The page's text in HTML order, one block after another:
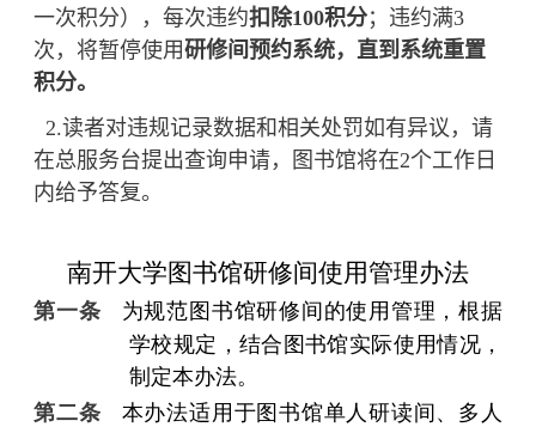
一次积分），每次违约扣除100积分；违约满3
次，将暂停使用研修间预约系统，直到系统重置
积分。
2.读者对违规记录数据和相关处罚如有异议，请
在总服务台提出查询申请，图书馆将在2个工作日
内给予答复。
南开大学图书馆研修间使用管理办法
第一条
为规范图书馆研修间的使用管理，根据
学校规定，结合图书馆实际使用情况，
制定本办法。
第二条
本办法适用于图书馆单人研读间、多人